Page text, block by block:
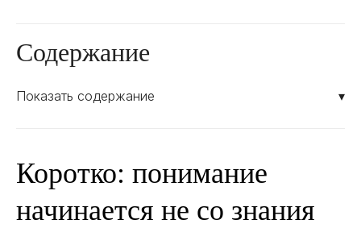
Содержание
Показать содержание ▾
Коротко: понимание
начинается не со знания